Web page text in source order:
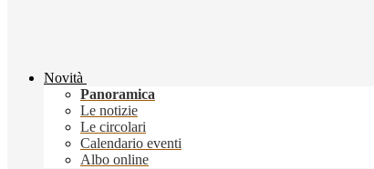
Novità
Panoramica
Le notizie
Le circolari
Calendario eventi
Albo online